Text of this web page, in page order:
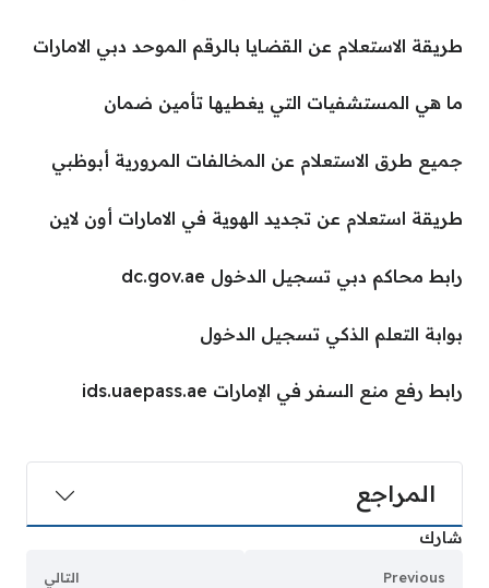
طريقة الاستعلام عن القضايا بالرقم الموحد دبي الامارات
ما هي المستشفيات التي يغطيها تأمين ضمان
جميع طرق الاستعلام عن المخالفات المرورية أبوظبي
طريقة استعلام عن تجديد الهوية في الامارات أون لاين
رابط محاكم دبي تسجيل الدخول dc.gov.ae
بوابة التعلم الذكي تسجيل الدخول
رابط رفع منع السفر في الإمارات ids.uaepass.ae
المراجع
شارك
Previous التالي